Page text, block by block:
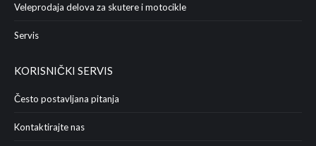
Veleprodaja delova za skutere i motocikle
Servis
KORISNIČKI SERVIS
Često postavljana pitanja
Kontaktirajte nas